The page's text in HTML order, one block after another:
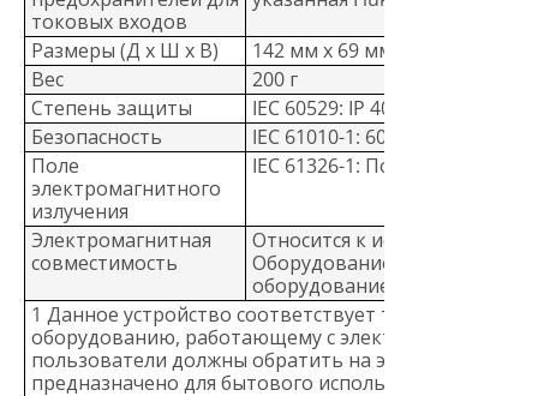
токовых входов
Размеры (Д х Ш х В)
142 мм x 69 мм x 28 мм
Вес
200 г
Степень защиты
IEC 60529: IP 40
Безопасность
IEC 61010-1: 600 В CAT III,
Поле
электромагнитного
излучения
IEC 61326-1: Портативный
Электромагнитная
совместимость
Относится к использованию
Оборудование класса A
оборудование и
1 Данное устройство соответствует требованиям
оборудованию, работающему с
пользователи должны обратить на это внимание.
предназначено для бытового использования,